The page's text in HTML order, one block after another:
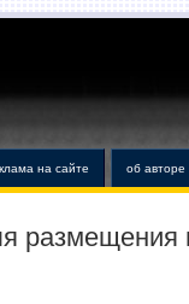
на сайте об авторе
размещения